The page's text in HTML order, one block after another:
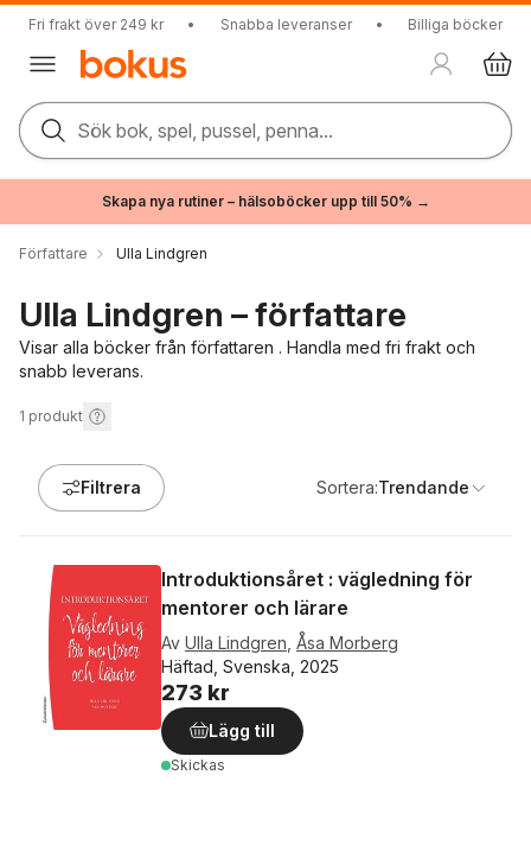
Fri frakt över 249 kr • Snabba leveranser • Billiga böcker
Sök bok, spel, pussel, penna...
Skapa nya rutiner – hälsoböcker upp till 50% →
Författare Ulla Lindgren
Ulla Lindgren – författare
Visar alla böcker från författaren . Handla med fri frakt och
snabb leverans.
1 produkt
Filtrera Sortera:Trendande
Introduktionsåret : vägledning för
mentorer och lärare
Av Ulla Lindgren Åsa Morberg
Häftad, Svenska, 2025
273 kr
Lägg till
Skickas